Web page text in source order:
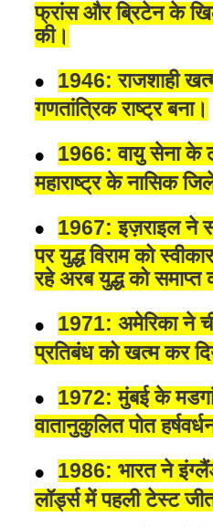
फ्रांस और ब्रिटेन के
की।
1946: राजशाही
गणतांत्रिक राष्ट्र बना।
1966: वायु सेना के
महाराष्ट्र के नासिक
1967: इज़राइल ने
पर युद्ध विराम को
रहे अरब युद्ध को समाप्त
1971: अमेरिका ने
प्रतिबंध को खत्म कर
1972: मुंबई के
वातानुकुलित पोत
1986: भारत ने
लॉर्ड्स में पहली टेस्ट